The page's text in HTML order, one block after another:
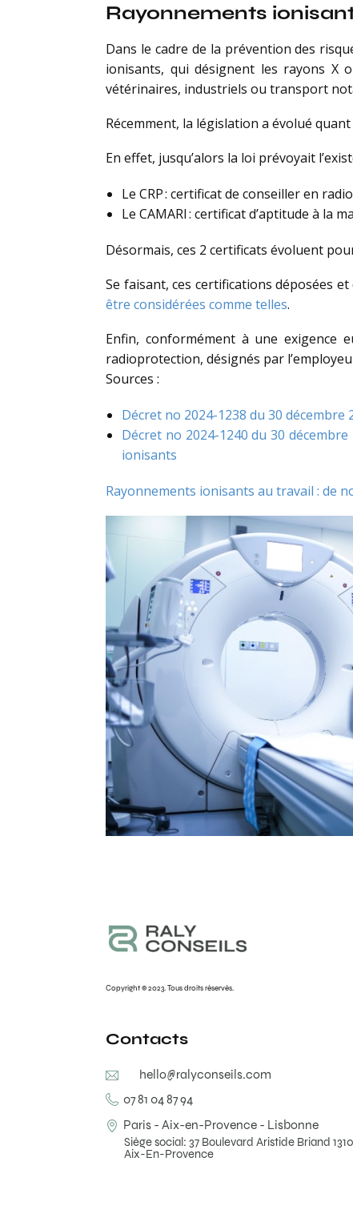
Rayonnements
Dans le cadre de la prévention des
ionisants, qui désignent les rayons X
vétérinaires, industriels ou transport
Récemment, la législation a évolué
En effet, jusqu’alors la loi prévoyait
Le CRP : certificat de conseiller en
Le CAMARI : certificat d’aptitude à la
Désormais, ces 2 certificats évoluent
Se faisant, ces certifications déposées
être considérées comme telles.
Enfin, conformément à une exigence
radioprotection, désignés par
Sources :
Décret no 2024-1238 du 30
Décret no 2024-1240 du 30
ionisants
Rayonnements ionisants au travail : de
Copyright © 2023. Tous droits réservés.
Contacts
hello@ralyconseils.com
07 81 04 87 94
Paris - Aix-en-Provence - Lisbonne
Siège social: 37 Boulevard Aristide Briand
Aix-En-Provence